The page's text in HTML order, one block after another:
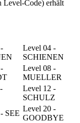
Level-Code) erhält
Level 04 -
SCHIENEN
Level 08 -
MUELLER
Level 12 -
SCHULZ
SEE
Level 20 -
GOODBYE